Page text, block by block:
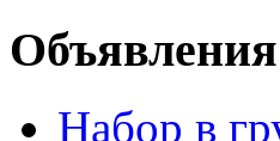
Объявления
Набор в